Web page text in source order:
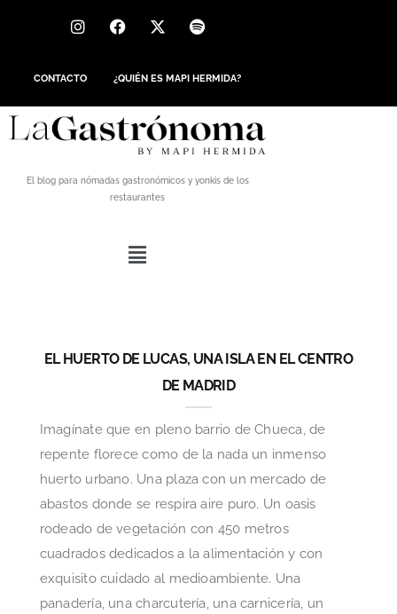
CONTACTO ¿QUIÉN ES MAPI HERMIDA?
El blog para nómadas gastronómicos y yonkis de los
restaurantes
EL HUERTO DE LUCAS, UNA ISLA EN EL CENTRO
DE MADRID
Imagínate que en pleno barrio de Chueca, de
repente florece como de la nada un inmenso
huerto urbano. Una plaza con un mercado de
abastos donde se respira aire puro. Un oasis
rodeado de vegetación con 450 metros
cuadrados dedicados a la alimentación y con
exquisito cuidado al medioambiente. Una
panadería, una charcutería, una carnicería, un